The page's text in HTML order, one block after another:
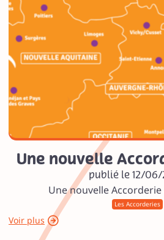
Une nouvelle
publié le 12/
Une nouvelle
Les Accorderies
Voir plus